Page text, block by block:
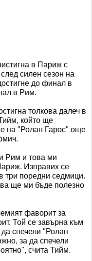
в Париж с
силен сезон на
до финал в
в Рим.
толкова далеч в
който ще
на "Ролан Гарос" още
Рим и това ми
Изправих се
три поредни седмици.
ще ми бъде полезно
фаворит за
Той се завърна към
спечели "Ролан
за да спечели
счита Тийм.